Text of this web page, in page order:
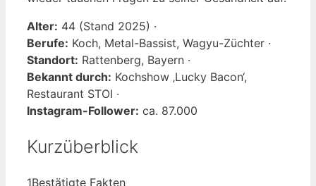
Alter: 44 (Stand 2025) ·
Berufe: Koch, Metal-Bassist, Wagyu-Züchter ·
Standort: Rattenberg, Bayern ·
Bekannt durch: Kochshow ‚Lucky Bacon‘,
Restaurant STOI ·
Instagram-Follower: ca. 87.000
Kurzüberblick
1Bestätigte Fakten